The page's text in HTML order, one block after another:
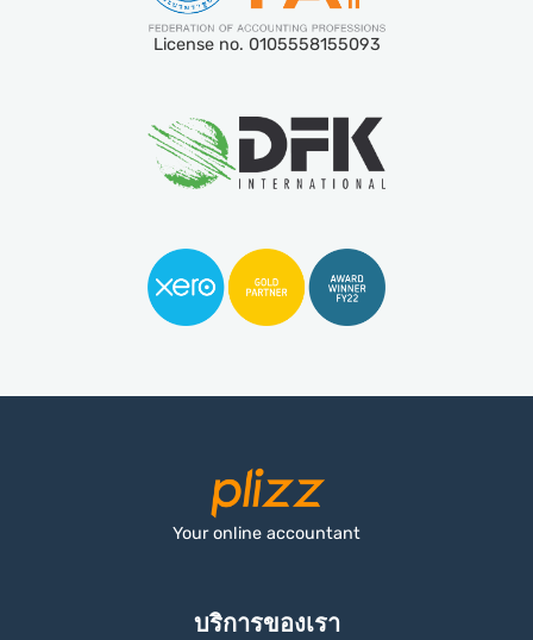
License no. 0105558155093
Your online accountant
บริการของเรา